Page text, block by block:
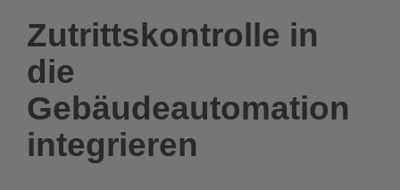
Zutrittskontrolle in
die
Gebäudeautomation
integrieren